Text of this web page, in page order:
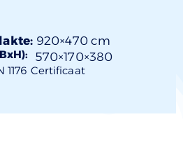
920×470 cm
570×170×380
1176 Certificaat